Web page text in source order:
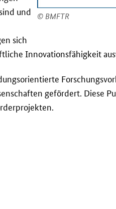
BMFTR
und
sich
Innovationsfähigkeit
gefördert. Diese